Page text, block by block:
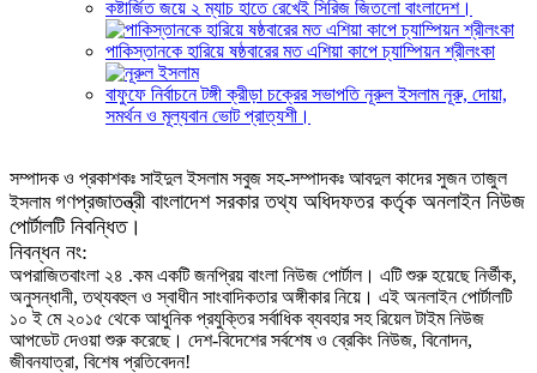
কষ্টার্জিত জয়ে ২ ম্যাচ হাতে রেখেই সিরিজ জিতলো বাংলাদেশ।
পাকিস্তানকে হারিয়ে ষষ্ঠবারের মত এশিয়া কাপে চ্যাম্পিয়ন শ্রীলংকা
বাফুফে নির্বাচনে টঙ্গী ক্রীড়া চক্রের সভাপতি নূরুল ইসলাম নূরু, দোয়া,
সমর্থন ও মূল্যবান ভোট প্রাত্যশী।
সম্পাদক ও প্রকাশকঃ সাইদুল ইসলাম সবুজ সহ-সম্পাদকঃ আবদুল কাদের সুজন তাজুল
ইসলামগণপ্রজাতন্ত্রী বাংলাদেশ সরকার তথ্য অধিদফতর কর্তৃক অনলাইন নিউজ
পোর্টালটি নিবন্ধিত।
নিবন্ধন নং:
অপরাজিতবাংলা ২৪ .কম একটি জনপ্রিয় বাংলা নিউজ পোর্টাল। এটি শুরু হয়েছে নির্ভীক,
অনুসন্ধানী, তথ্যবহুল ও স্বাধীন সাংবাদিকতার অঙ্গীকার নিয়ে। এই অনলাইন পোর্টালটি
১০ ই মে ২০১৫ থেকে আধুনিক প্রযুক্তির সর্বাধিক ব্যবহার সহ রিয়েল টাইম নিউজ
আপডেট দেওয়া শুরু করেছে। দেশ-বিদেশের সর্বশেষ ও ব্রেকিং নিউজ, বিনোদন,
জীবনযাত্রা, বিশেষ প্রতিবেদন!